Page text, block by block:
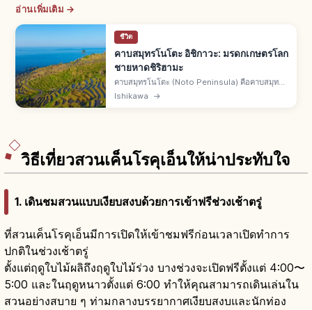
อ่านเพิ่มเติม →
ชีวิต
คาบสมุทรโนโตะ อิชิกาวะ: มรดกเกษตรโลก
ชายหาดชิริฮามะ
คาบสมุทรโนโตะ (Noto Peninsula) คือคาบสมุทร
เหนือ จ.อิชิกาวะ สู่ทะเลญี่ปุ่น โซโตะอุระหน้าผาสูง อุ
Ishikawa →
วิธีเที่ยวสวนเค็นโรคุเอ็นให้น่าประทับใจ
1. เดินชมสวนแบบเงียบสงบด้วยการเข้าฟรีช่วงเช้าตรู่
ที่สวนเค็นโรคุเอ็นมีการเปิดให้เข้าชมฟรีก่อนเวลาเปิดทำการ
ปกติในช่วงเช้าตรู่
ตั้งแต่ฤดูใบไม้ผลิถึงฤดูใบไม้ร่วง บางช่วงจะเปิดฟรีตั้งแต่ 4:00〜
5:00 และในฤดูหนาวตั้งแต่ 6:00 ทำให้คุณสามารถเดินเล่นใน
สวนอย่างสบาย ๆ ท่ามกลางบรรยากาศเงียบสงบและนักท่อง